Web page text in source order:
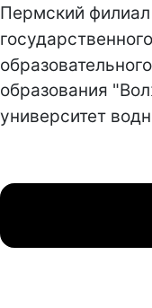
Пермский
образования
университет